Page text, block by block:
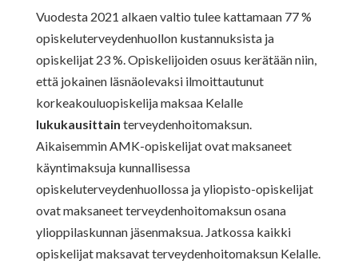
Vuodesta 2021 alkaen valtio tulee kattamaan 77 %
opiskeluterveydenhuollon kustannuksista ja
opiskelijat 23 %. Opiskelijoiden osuus kerätään niin,
että jokainen läsnäolevaksi ilmoittautunut
korkeakouluopiskelija maksaa Kelalle
lukukausittain terveydenhoitomaksun.
Aikaisemmin AMK-opiskelijat ovat maksaneet
käyntimaksuja kunnallisessa
opiskeluterveydenhuollossa ja yliopisto-opiskelijat
ovat maksaneet terveydenhoitomaksun osana
ylioppilaskunnan jäsenmaksua. Jatkossa kaikki
opiskelijat maksavat terveydenhoitomaksun Kelalle.